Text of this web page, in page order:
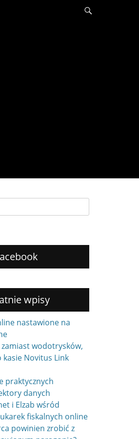
wpisy
nastawione na
zamiast wodotrysków,
kasie Novitus Link
praktycznych
danych
i Elzab wśród
fiskalnych online
powinien zrobić z